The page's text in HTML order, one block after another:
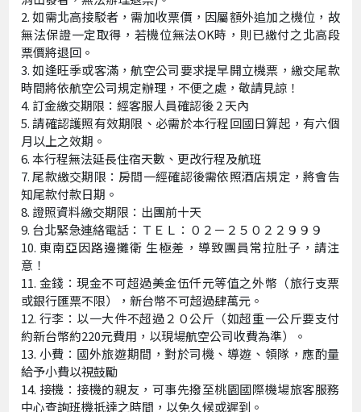
如需北高接駁者，需加收票價，因屬額外追加之機位，故
無法保證一定取得，若機位無法OK時，則已繳付之北高段
票價將退回。
如逢旺季或客滿，航空公司要求提早開立機票，繳交尾款
時間將依航空公司規定辦理，不便之處，敬請見諒！
訂金繳交期限：經客服人員確認後 2 天內
請確認護照有效期限、必需於本行程回國日算起，有六個
月以上之效期。
本行程無法延長住宿天數、更改行程及航班
尾款繳交期限：房間一經確認後需依照酒店規定，將會告
知尾款付款日期。
證照資料繳交期限：出團前十天
台北緊急連絡電話：ＴＥＬ：０２－２５０２２９９９
東南亞因路邊攤衛 生極差，導致團員常拉肚子，請注
意！
金錢：現金不可超過美金伍仟元等值之外幣（旅行支票
或銀行匯票不限），新台幣不可超過肆萬元。
行李：以一大件不超過２０公斤（如超重一公斤要支付
約新台幣約220元費用，以現場航空公司收費為準）。
小費：國外旅遊期間，對於司機、導遊、領隊，應酌量
給予小費以視鼓勵
接機：接機的親友，可事先撥至桃園國際機場旅客服務
中心查詢班機抵達之時間，以免久候或遲到。